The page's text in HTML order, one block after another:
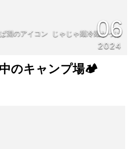
じゃじゃ麺冷麺かっぱ
06
2024
のキャンプ場🏕️